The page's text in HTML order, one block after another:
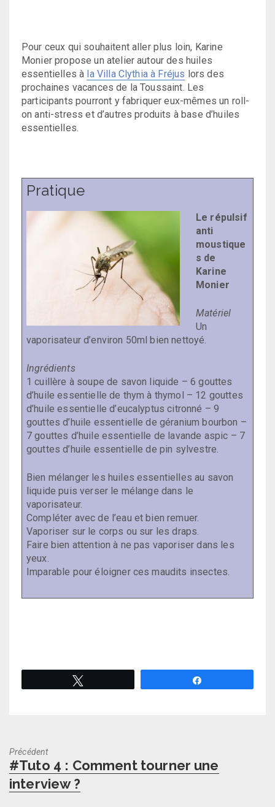
Pour ceux qui souhaitent aller plus loin, Karine
Monier propose un atelier autour des huiles
essentielles à la Villa Clythia à Fréjus lors des
prochaines vacances de la Toussaint. Les
participants pourront y fabriquer eux-mêmes un roll-
on anti-stress et d’autres produits à base d’huiles
essentielles.
Pratique
Le répulsif
anti
moustique
s de
Karine
Monier
Matériel
Un
vaporisateur d’environ 50ml bien nettoyé.
Ingrédients
1 cuillère à soupe de savon liquide – 6 gouttes
d’huile essentielle de thym à thymol – 12 gouttes
d’huile essentielle d’eucalyptus citronné – 9
gouttes d’huile essentielle de géranium bourbon –
7 gouttes d’huile essentielle de lavande aspic – 7
gouttes d’huile essentielle de pin sylvestre.
Bien mélanger les huiles essentielles au savon
liquide puis verser le mélange dans le
vaporisateur.
Compléter avec de l’eau et bien remuer.
Vaporiser sur le corps ou sur les draps.
Faire bien attention à ne pas vaporiser dans les
yeux.
Imparable pour éloigner ces maudits insectes.
Précédent
Previous
post:
#Tuto 4 : Comment tourner une
interview ?